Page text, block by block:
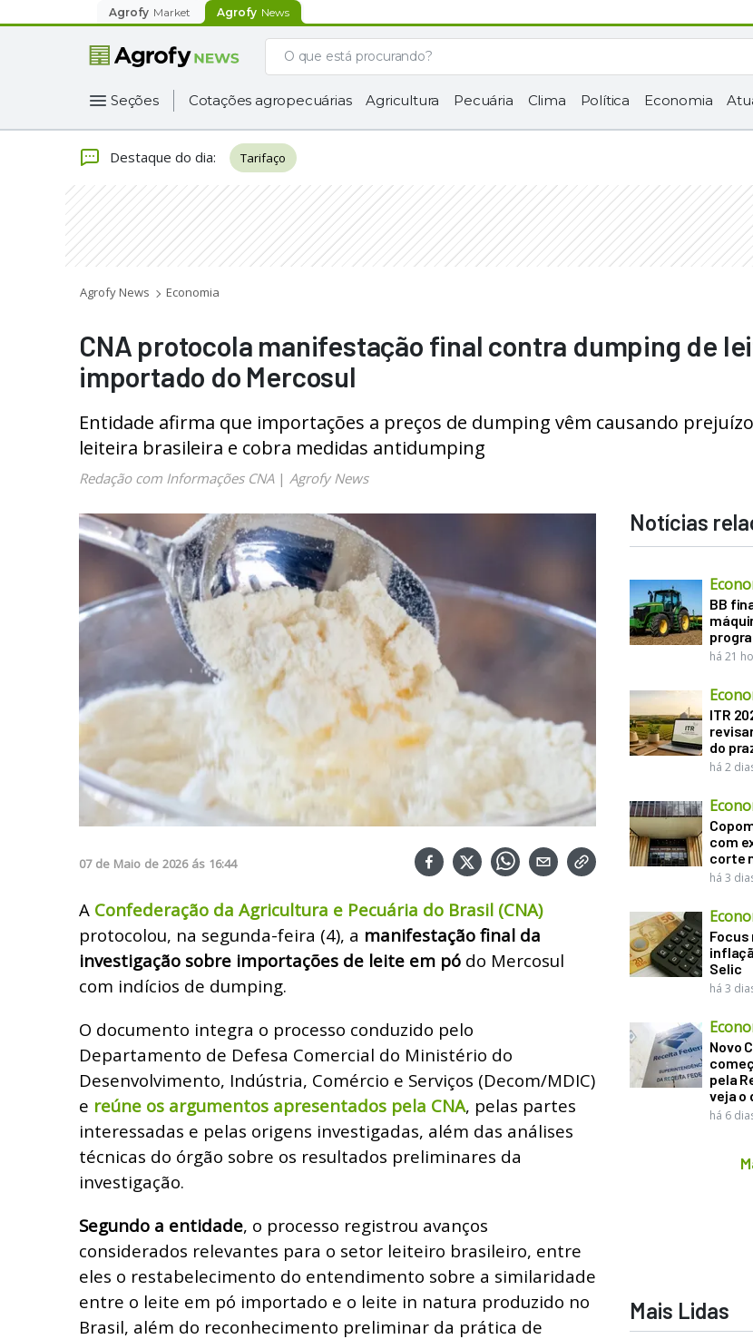
Agrofy Market Agrofy News
Seções Cotações agropecuárias Agricultura Pecuária Clima Política Economia
Destaque do dia: Tarifaço
Agrofy News Economia
CNA protocola manifestação final contra dumping de
importado do Mercosul
Entidade afirma que importações a preços de dumping vêm causando
leiteira brasileira e cobra medidas antidumping
Redação com Informações CNA| Agrofy News
07 de Maio de 2026 ás 16:44
A Confederação da Agricultura e Pecuária do Brasil (CNA)
protocolou, na segunda-feira (4), a manifestação final da
investigação sobre importações de leite em pó do Mercosul
com indícios de dumping.
O documento integra o processo conduzido pelo
Departamento de Defesa Comercial do Ministério do
Desenvolvimento, Indústria, Comércio e Serviços (Decom/MDIC)
e reúne os argumentos apresentados pela CNA, pelas partes
interessadas e pelas origens investigadas, além das análises
técnicas do órgão sobre os resultados preliminares da
investigação.
Segundo a entidade, o processo registrou avanços
considerados relevantes para o setor leiteiro brasileiro, entre
eles o restabelecimento do entendimento sobre a similaridade
entre o leite em pó importado e o leite in natura produzido no
Brasil, além do reconhecimento preliminar da prática de
Notícias
BB
há 21
ITR
do
há 2
com
corte
há 3
Focus
Selic
há 3
Novo
pela
veja o
há 6
Mais Lidas